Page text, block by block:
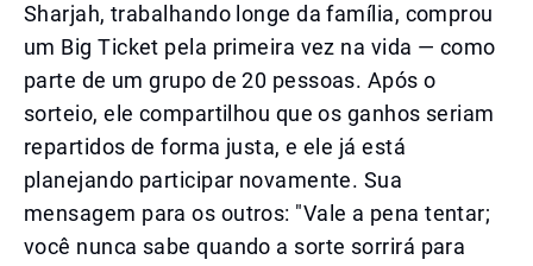
Sharjah, trabalhando longe da família, comprou
um Big Ticket pela primeira vez na vida — como
parte de um grupo de 20 pessoas. Após o
sorteio, ele compartilhou que os ganhos seriam
repartidos de forma justa, e ele já está
planejando participar novamente. Sua
mensagem para os outros: "Vale a pena tentar;
você nunca sabe quando a sorte sorrirá para